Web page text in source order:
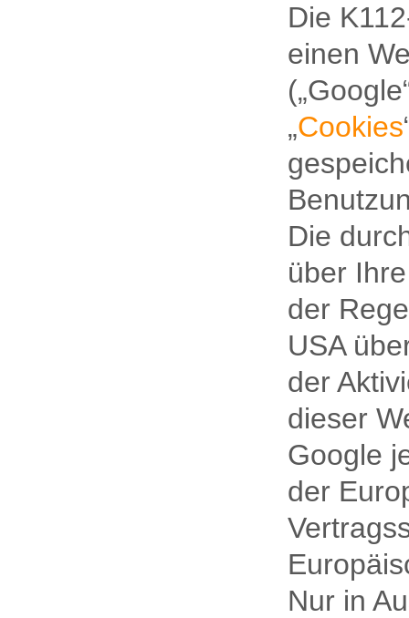
Die
einen
„Cookies
Die
über
der
USA
der
dieser
Google
der
Nur in